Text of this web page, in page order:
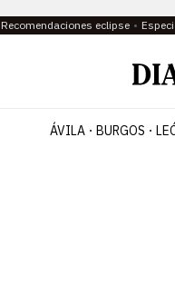
Recomendaciones eclipse
ÁVILA BURGOS